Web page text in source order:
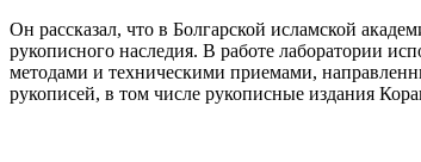
Он рассказал, что в Болгарской исламской
рукописного наследия. В работе лаборатории
методами и техническими приемами,
рукописей, в том числе рукописные издания